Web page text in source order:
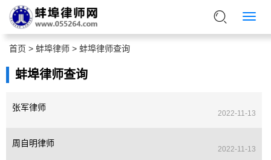
首页 > 蚌埠律师 > 蚌埠律师查询
蚌埠律师查询
张军律师
2022-11-13
周自明律师
2022-11-13